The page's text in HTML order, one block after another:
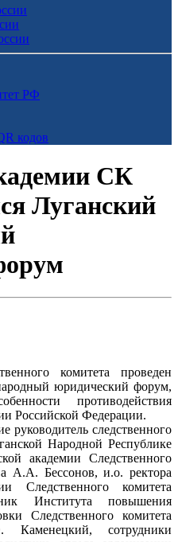
РФ
кодов
СК
Луганский
комитета проведен
юридический форум,
противодействия
Российской Федерации.
руководитель следственного
Народной Республике
академии Следственного
А.А. Бессонов, и.о. ректора
Следственного комитета
Института повышения
Следственного комитета
сотрудники